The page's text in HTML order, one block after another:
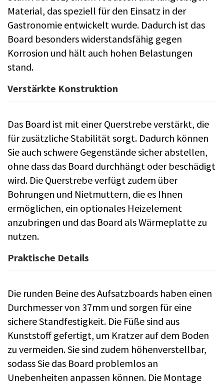
Material, das speziell für den Einsatz in der
Gastronomie entwickelt wurde. Dadurch ist das
Board besonders widerstandsfähig gegen
Korrosion und hält auch hohen Belastungen
stand.
Verstärkte Konstruktion
Das Board ist mit einer Querstrebe verstärkt, die
für zusätzliche Stabilität sorgt. Dadurch können
Sie auch schwere Gegenstände sicher abstellen,
ohne dass das Board durchhängt oder beschädigt
wird. Die Querstrebe verfügt zudem über
Bohrungen und Nietmuttern, die es Ihnen
ermöglichen, ein optionales Heizelement
anzubringen und das Board als Wärmeplatte zu
nutzen.
Praktische Details
Die runden Beine des Aufsatzboards haben einen
Durchmesser von 37mm und sorgen für eine
sichere Standfestigkeit. Die Füße sind aus
Kunststoff gefertigt, um Kratzer auf dem Boden
zu vermeiden. Sie sind zudem höhenverstellbar,
sodass Sie das Board problemlos an
Unebenheiten anpassen können. Die Montage